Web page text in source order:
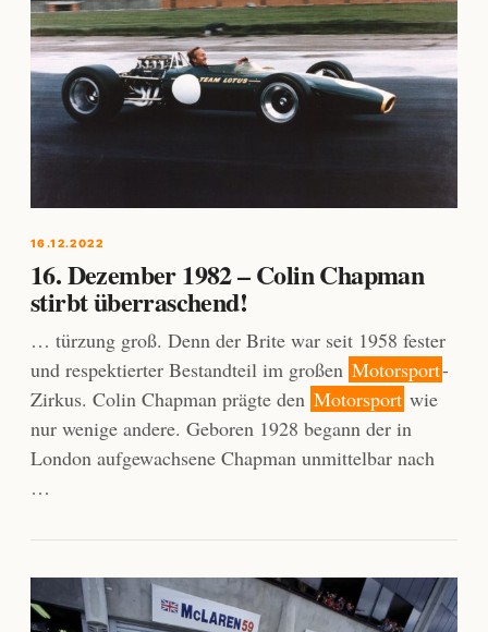
16.12.2022
16. Dezember 1982 – Colin Chapman
stirbt überraschend!
… türzung groß. Denn der Brite war seit 1958 fester
und respektierter Bestandteil im großen Motorsport-
Zirkus. Colin Chapman prägte den Motorsport wie
nur wenige andere. Geboren 1928 begann der in
London aufgewachsene Chapman unmittelbar nach
…